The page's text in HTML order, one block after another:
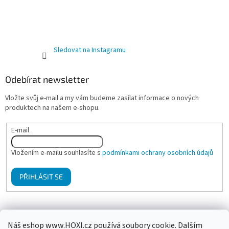
Náš eshop www.HOXI.cz používá soubory cookie. Dalším
Sledovat na Instagramu
Odebírat newsletter
Vložte svůj e-mail a my vám budeme zasílat informace o nových
produktech na našem e-shopu.
E-mail
Vložením e-mailu souhlasíte s podmínkami ochrany osobních údajů
PŘIHLÁSIT SE